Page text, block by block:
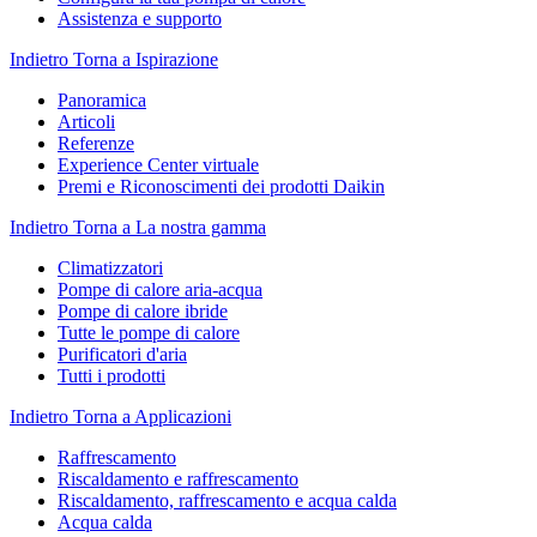
Assistenza e supporto
Indietro Torna a Ispirazione
Panoramica
Articoli
Referenze
Experience Center virtuale
Premi e Riconoscimenti dei prodotti Daikin
Indietro Torna a La nostra gamma
Climatizzatori
Pompe di calore aria-acqua
Pompe di calore ibride
Tutte le pompe di calore
Purificatori d'aria
Tutti i prodotti
Indietro Torna a Applicazioni
Raffrescamento
Riscaldamento e raffrescamento
Riscaldamento, raffrescamento e acqua calda
Acqua calda